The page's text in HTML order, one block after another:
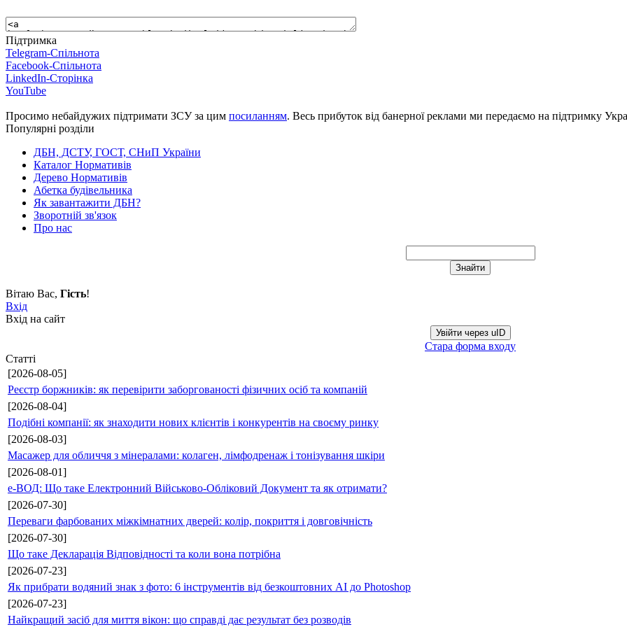
Підтримка
Telegram-Спільнота
Facebook-Спільнота
LinkedIn-Сторінка
YouTube
Просимо небайдужих підтримати ЗСУ за цим посиланням. Весь прибуток від банерної реклами ми передаємо на підтримку
Популярні розділи
ДБН, ДСТУ, ГОСТ, СНиП України
Каталог Нормативів
Дерево Нормативів
Абетка будівельника
Як завантажити ДБН?
Зворотній зв'язок
Про нас
Вітаю Вас, Гість!
Вхід
Вхід на сайт
Увійти через uID
Стара форма входу
Статті
[2026-08-05]
Реєстр боржників: як перевірити заборгованості фізичних осіб та компаній
[2026-08-04]
Подібні компанії: як знаходити нових клієнтів і конкурентів на своєму ринку
[2026-08-03]
Масажер для обличчя з мінералами: колаген, лімфодренаж і тонізування шкіри
[2026-08-01]
е-ВОД: Що таке Електронний Військово-Обліковий Документ та як отримати?
[2026-07-30]
Переваги фарбованих міжкімнатних дверей: колір, покриття і довговічність
[2026-07-30]
Що таке Декларація Відповідності та коли вона потрібна
[2026-07-23]
Як прибрати водяний знак з фото: 6 інструментів від безкоштовних AI до Photoshop
[2026-07-23]
Найкращий засіб для миття вікон: що справді дає результат без розводів